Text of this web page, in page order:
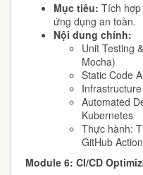
Mục tiêu: Tích
ứng dụng an toàn.
Nội dung chính:
Unit Testing
Mocha)
Static Code
Automated
Kubernetes
Thực hành:
GitHub
Module 6: CI/CD